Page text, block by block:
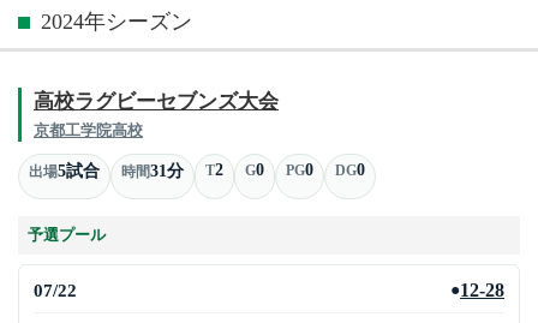
2024年シーズン
高校ラグビーセブンズ大会
京都工学院高校
出場5試合 時間31分 T2 G0 PG0 DG0
予選プール
07/22 ●12-28